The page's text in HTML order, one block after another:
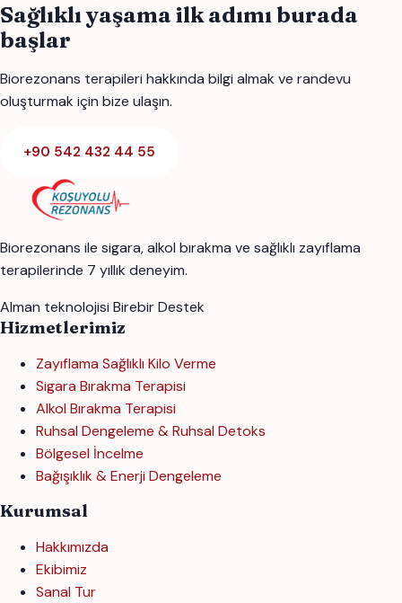
Sağlıklı yaşama ilk adımı burada
başlar
Biorezonans terapileri hakkında bilgi almak ve randevu
oluşturmak için bize ulaşın.
+90 542 432 44 55
Biorezonans ile sigara, alkol bırakma ve sağlıklı zayıflama
terapilerinde 7 yıllık deneyim.
Alman teknolojisi Birebir Destek
Hizmetlerimiz
Zayıflama Sağlıklı Kilo Verme
Sigara Bırakma Terapisi
Alkol Bırakma Terapisi
Ruhsal Dengeleme & Ruhsal Detoks
Bölgesel İncelme
Bağışıklık & Enerji Dengeleme
Kurumsal
Hakkımızda
Ekibimiz
Sanal Tur